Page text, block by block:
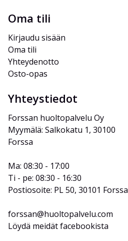
Oma tili
Kirjaudu sisään
Oma tili
Yhteydenotto
Osto-opas
Yhteystiedot
Forssan huoltopalvelu Oy
Myymälä: Salkokatu 1, 30100
Forssa
Ma: 08:30 - 17:00
Ti - pe: 08:30 - 16:30
Postiosoite: PL 50, 30101 Forssa
forssan@huoltopalvelu.com
Löydä meidät facebookista